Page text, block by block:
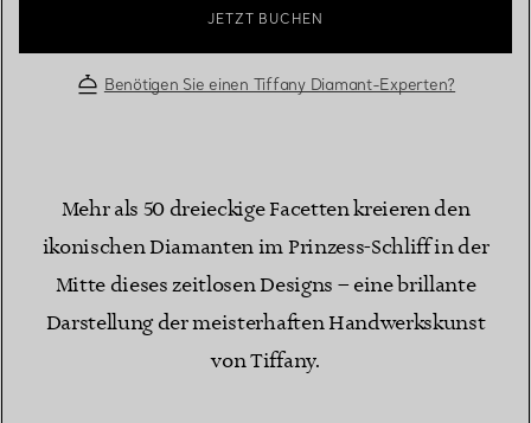
JETZT BUCHEN
Benötigen Sie einen Tiffany Diamant-Experten?
Mehr als 50 dreieckige Facetten kreieren den
ikonischen Diamanten im Prinzess-Schliff in der
Mitte dieses zeitlosen Designs – eine brillante
Darstellung der meisterhaften Handwerkskunst
von Tiffany.